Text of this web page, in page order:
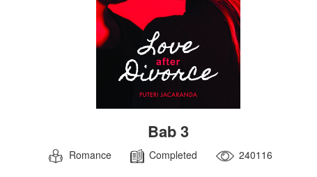
Bab 3
Romance Completed 240116